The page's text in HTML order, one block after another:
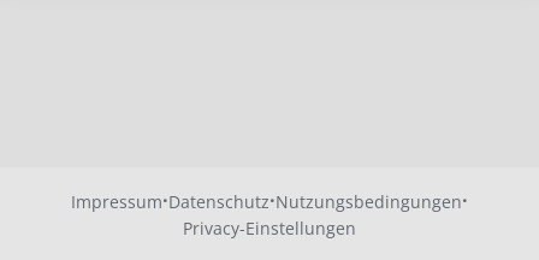
Impressum·Datenschutz·Nutzungsbedingungen·
Privacy-Einstellungen